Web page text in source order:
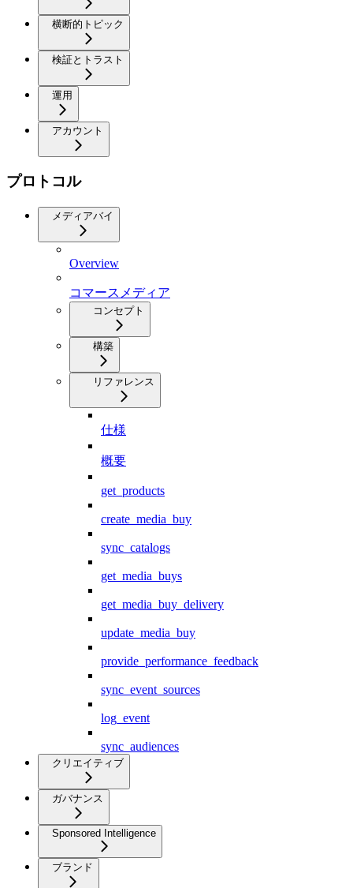
横断的トピック
検証とトラスト
運用
アカウント
プロトコル
メディアバイ
Overview
コマースメディア
コンセプト
構築
リファレンス
仕様
概要
get_products
create_media_buy
sync_catalogs
get_media_buys
get_media_buy_delivery
update_media_buy
provide_performance_feedback
sync_event_sources
log_event
sync_audiences
クリエイティブ
ガバナンス
Sponsored Intelligence
ブランド